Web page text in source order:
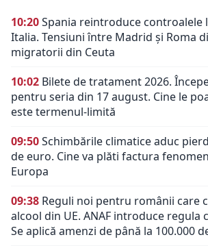
10:20Spania reintroduce controalele
Italia. Tensiuni între Madrid și Roma
migratorii din Ceuta
10:02 Bilete de tratament 2026.
pentru seria din 17 august. Cine le
este termenul-limită
09:50Schimbările climatice aduc
de euro. Cine va plăti factura
Europa
09:38 Reguli noi pentru românii care
alcool din UE. ANAF introduce regula
Se aplică amenzi de până la 100.000